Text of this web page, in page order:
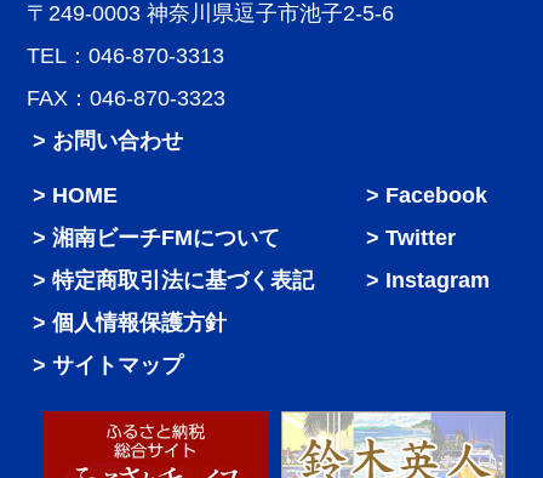
〒249-0003 神奈川県逗子市池子2-5-6
TEL：046-870-3313
FAX：046-870-3323
> お問い合わせ
HOME
湘南ビーチFMについて
特定商取引法に基づく表記
個人情報保護方針
サイトマップ
Facebook
Twitter
Instagram